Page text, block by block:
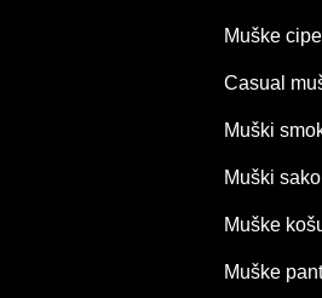
Muške
Casual
Muški
Muški
Muške
Muške